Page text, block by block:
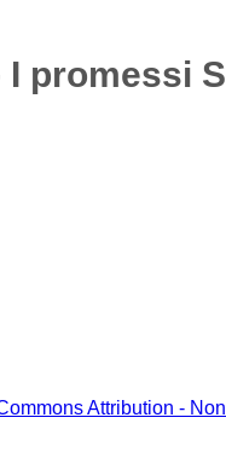
I promessi
Attribution -